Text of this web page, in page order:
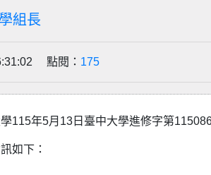
組長
點閱： 175
115年5月13日臺中大學進修字第
如下：